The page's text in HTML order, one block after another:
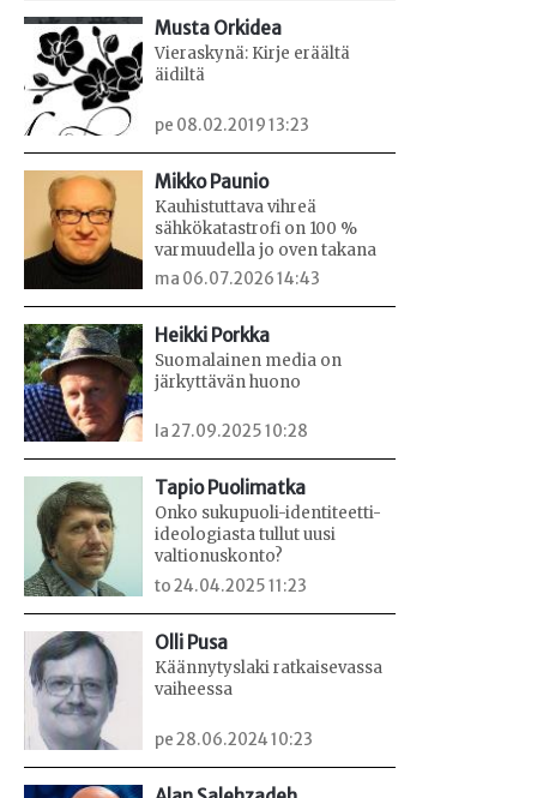
Musta Orkidea
Vieraskynä: Kirje eräältä
äidiltä
pe 08.02.2019 13:23
Mikko Paunio
Kauhistuttava vihreä
sähkökatastrofi on 100 %
varmuudella jo oven takana
ma 06.07.2026 14:43
Heikki Porkka
Suomalainen media on
järkyttävän huono
la 27.09.2025 10:28
Tapio Puolimatka
Onko sukupuoli-identiteetti-
ideologiasta tullut uusi
valtionuskonto?
to 24.04.2025 11:23
Olli Pusa
Käännytyslaki ratkaisevassa
vaiheessa
pe 28.06.2024 10:23